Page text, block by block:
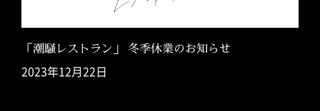
「潮騒レストラン」 冬季休業のお知らせ
2023年12月22日